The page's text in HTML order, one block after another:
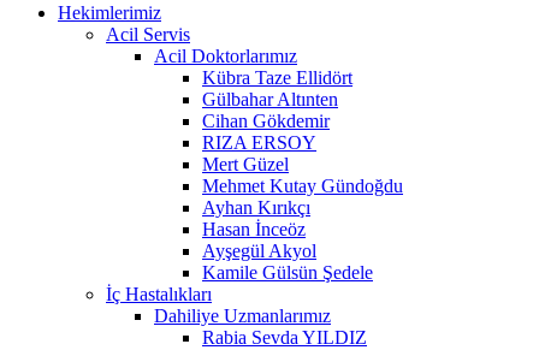
Hekimlerimiz
Acil Servis
Acil Doktorlarımız
Kübra Taze Ellidört
Gülbahar Altınten
Cihan Gökdemir
RIZA ERSOY
Mert Güzel
Mehmet Kutay Gündoğdu
Ayhan Kırıkçı
Hasan İnceöz
Ayşegül Akyol
Kamile Gülsün Şedele
İç Hastalıkları
Dahiliye Uzmanlarımız
Rabia Sevda YILDIZ